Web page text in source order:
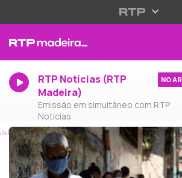
RTP Notícias (RTP
Madeira)
Emissão em simultâneo com RTP
Notícias
NO AR